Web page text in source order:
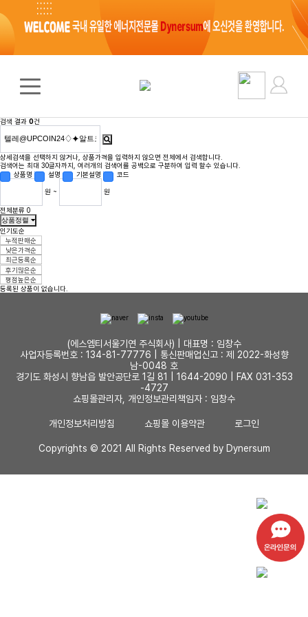
검색 결과 0건
상세검색을 선택하지 않거나, 상품가격을 입력하지 않으면 전체에서 검색합니다.
검색어는 최대 30글자까지, 여러개의 검색어를 공백으로 구분하여 입력 할수 있습니다.
상품명
설명 기본설명 코드
원 ~ 원
전체분류 0
상품정렬
인기도순
누적판매순
낮은가격순
최근등록순
후기많은순
평점높은순
등록된 상품이 없습니다.
(에스엠티서울기연 주식회사) | 대표명 : 임창수
사업자등록번호 : 134-81-77776 | 통신판매업신고 : 제 2022-화성향
남-0048 호
경기도 화성시 향남읍 발안공단로 1길 81 |
1644-2090 | FAX 031-353
-4727
쇼핑몰관리자, 개인정보관리책임자 : 임창수
개인정보처리방침 쇼핑몰 이용약관 로그인
Copyrights © 2021 All Rights Reserved by Dynersum